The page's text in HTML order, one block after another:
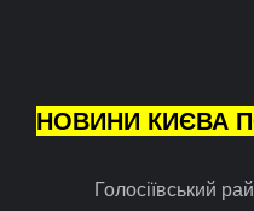
НОВИНИ КИЄВА
Голосіївський